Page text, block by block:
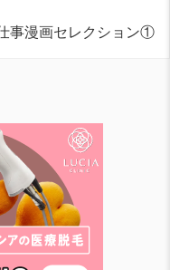
事漫画セレクション①